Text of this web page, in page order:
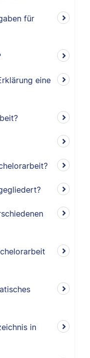
für
eine
in